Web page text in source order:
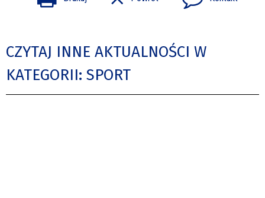
CZYTAJ INNE AKTUALNOŚCI W
KATEGORII: SPORT